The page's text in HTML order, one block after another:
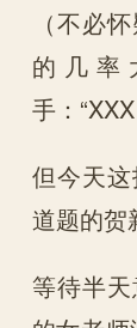
（不必
的几率
手：
但今天
道题的贺
等待半